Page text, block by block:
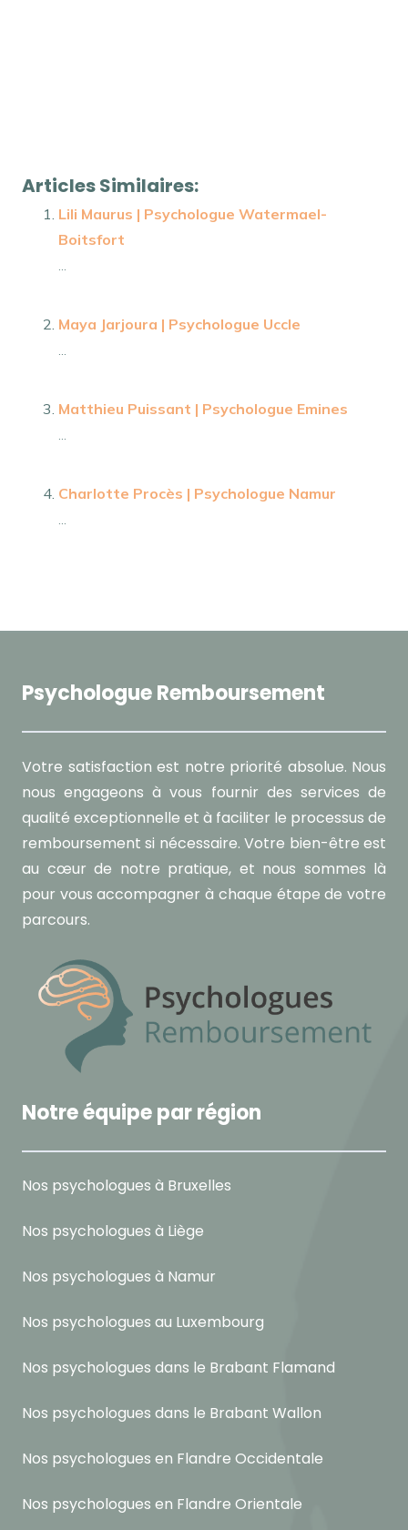
Articles Similaires:
Lili Maurus | Psychologue Watermael-
Boitsfort
Maya Jarjoura | Psychologue Uccle
Matthieu Puissant | Psychologue Emines
Charlotte Procès | Psychologue Namur
Psychologue Remboursement
Votre satisfaction est notre priorité absolue. Nous
nous engageons à vous fournir des services de
qualité exceptionnelle et à faciliter le processus de
remboursement si nécessaire. Votre bien-être est
au cœur de notre pratique, et nous sommes là
pour vous accompagner à chaque étape de votre
parcours.
Notre équipe par région
Nos psychologues à Bruxelles
Nos psychologues à Liège
Nos psychologues à Namur
Nos psychologues au Luxembourg
Nos psychologues dans le Brabant Flamand
Nos psychologues dans le Brabant Wallon
Nos psychologues en Flandre Occidentale
Nos psychologues en Flandre Orientale